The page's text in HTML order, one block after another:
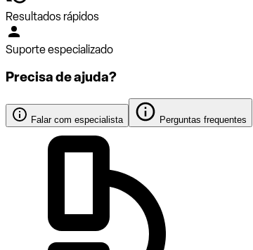
Resultados rápidos
Suporte especializado
Precisa de ajuda?
Falar com especialista Perguntas frequentes